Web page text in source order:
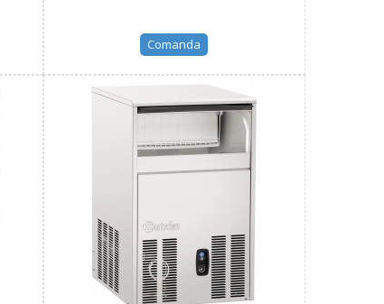
Comanda